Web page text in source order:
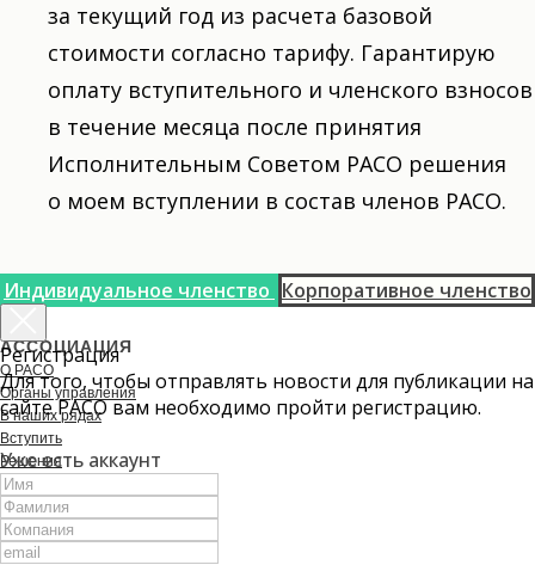
АССОЦИАЦИЯ
О РАСО
Органы управления
В наших рядах
Вступить
Решения
История
Документы
Партнеры
Контакты
за текущий год из расчета базовой
стоимости согласно тарифу. Гарантирую
оплату вступительного и членского взносов
в течение месяца после принятия
Исполнительным Советом РАСО решения
о моем вступлении в состав членов РАСО.
Индивидуальное членство Корпоративное членство
Регистрация
Для того, чтобы отправлять новости для публикации на
сайте РАСО вам необходимо пройти регистрацию.
Уже есть аккаунт